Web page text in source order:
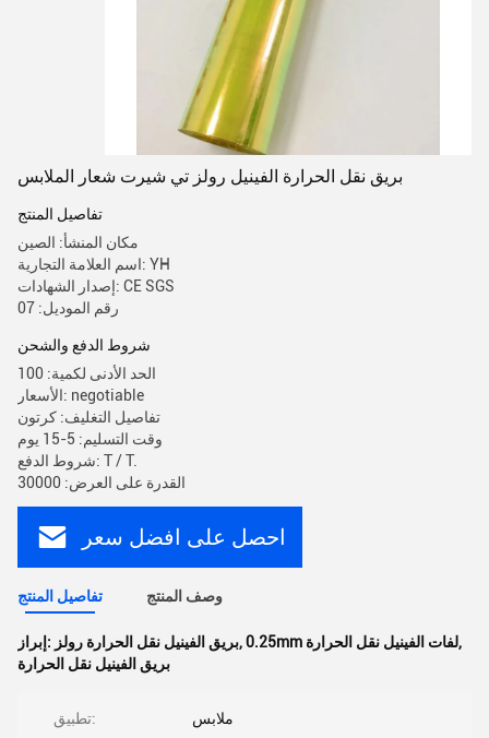
بريق نقل الحرارة الفينيل رولز تي شيرت شعار الملابس
تفاصيل المنتج
مكان المنشأ: الصين
اسم العلامة التجارية: YH
إصدار الشهادات: CE SGS
رقم الموديل: 07
شروط الدفع والشحن
الحد الأدنى لكمية: 100
الأسعار: negotiable
تفاصيل التغليف: كرتون
وقت التسليم: 5-15 يوم
شروط الدفع: T / T.
القدرة على العرض: 30000
احصل على افضل سعر
تفاصيل المنتج وصف المنتج
إبراز: بريق الفينيل نقل الحرارة رولز, 0.25mm لفات الفينيل نقل الحرارة,
بريق الفينيل نقل الحرارة
تطبيق: ملابس